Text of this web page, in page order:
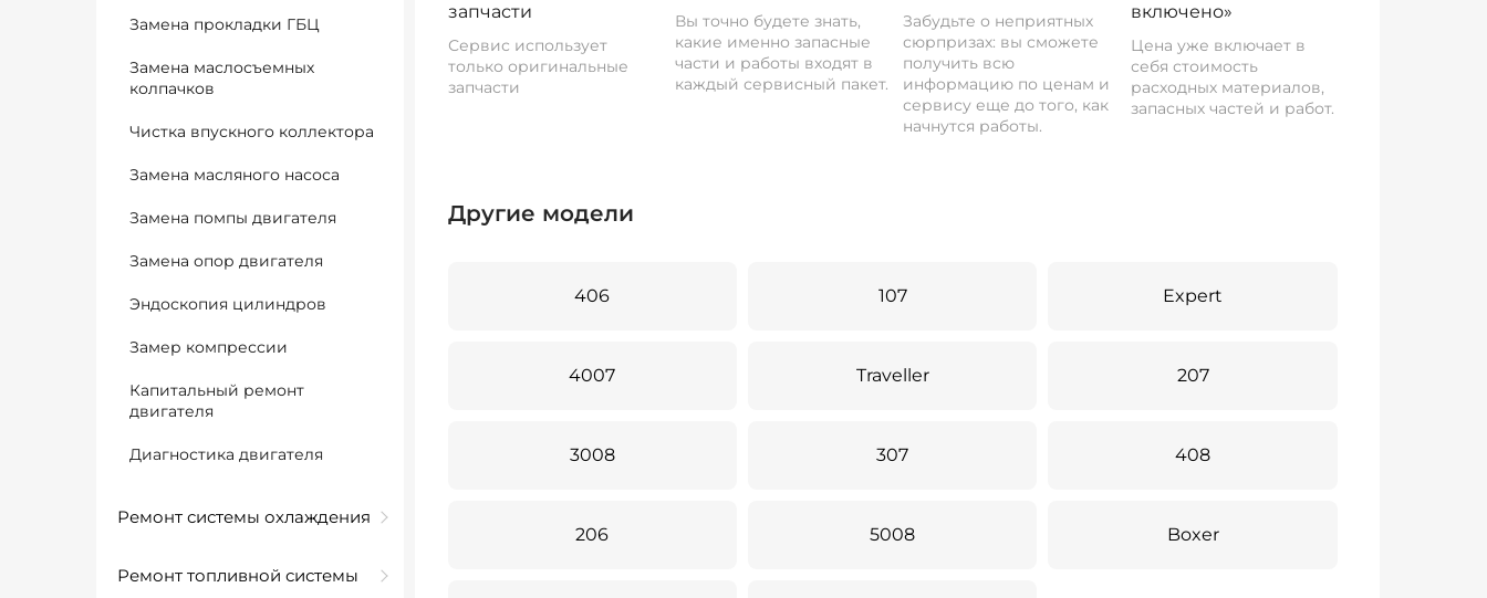
Замена прокладки ГБЦ
Замена маслосъемных
колпачков
Чистка впускного коллектора
Замена масляного насоса
Замена помпы двигателя
Замена опор двигателя
Эндоскопия цилиндров
Замер компрессии
Капитальный ремонт
двигателя
Диагностика двигателя
Ремонт системы охлаждения
Ремонт топливной системы
запчасти
Сервис использует
только оригинальные
запчасти
Вы точно будете знать,
какие именно запасные
части и работы входят в
каждый сервисный пакет.
Забудьте о неприятных
сюрпризах: вы сможете
получить всю
информацию по ценам и
сервису еще до того, как
начнутся работы.
включено»
Цена уже включает в
себя стоимость
расходных материалов,
запасных частей и работ.
Другие модели
406 107 Expert
4007 Traveller 207
3008 307 408
206 5008 Boxer